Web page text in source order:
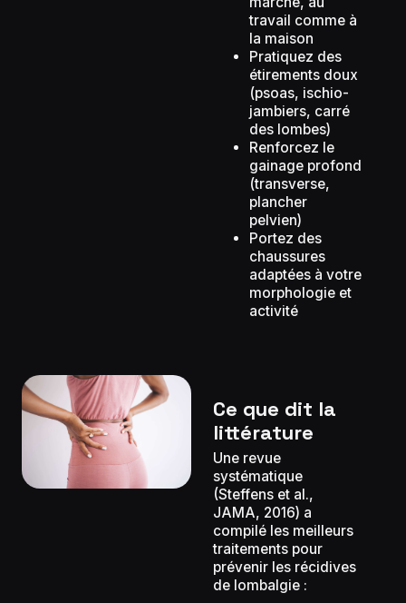
travail comme à
la maison
Pratiquez des
étirements doux
(psoas, ischio-
jambiers, carré
des lombes)
Renforcez le
gainage profond
(transverse,
plancher
pelvien)
Portez des
chaussures
adaptées à votre
morphologie et
activité
Ce que dit la
littérature
Une revue
systématique
(Steffens et al.,
JAMA, 2016) a
compilé les meilleurs
traitements pour
prévenir les récidives
de lombalgie :